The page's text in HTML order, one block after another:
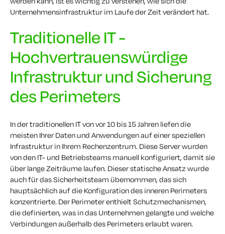
Unternehmensinfrastruktur im Laufe der Zeit verändert hat.
Traditionelle IT -
Hochvertrauenswürdige
Infrastruktur und Sicherung
des Perimeters
In der traditionellen IT von vor 10 bis 15 Jahren liefen die
meisten Ihrer Daten und Anwendungen auf einer speziellen
Infrastruktur in Ihrem Rechenzentrum. Diese Server wurden
von den IT- und Betriebsteams manuell konfiguriert, damit sie
über lange Zeiträume laufen. Dieser statische Ansatz wurde
auch für das Sicherheitsteam übernommen, das sich
hauptsächlich auf die Konfiguration des inneren Perimeters
konzentrierte. Der Perimeter enthielt Schutzmechanismen,
die definierten, was in das Unternehmen gelangte und welche
Verbindungen außerhalb des Perimeters erlaubt waren.